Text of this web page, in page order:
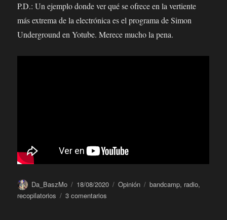
P.D.: Un ejemplo donde ver qué se ofrece en la vertiente
más extrema de la electrónica es el programa de Simon
Underground en Yotube. Merece mucho la pena.
Autor
Da_BaszMo
Publicado
el
18/08/2020 Categorías
Opinión Etiquetas
bandcamp, radio,
recopilatorios
3 comentarios